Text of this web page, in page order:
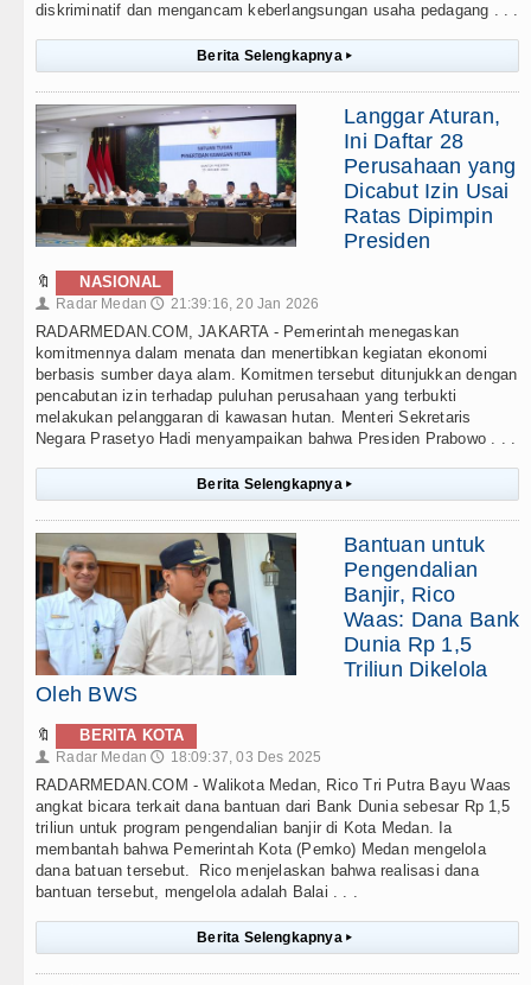
diskriminatif dan mengancam keberlangsungan usaha pedagang . . .
Berita Selengkapnya ▸
Langgar Aturan,
Ini Daftar 28
Perusahaan yang
Dicabut Izin Usai
Ratas Dipimpin
Presiden
🔖 NASIONAL
👤 Radar Medan 🕔 21:39:16, 20 Jan 2026
RADARMEDAN.COM, JAKARTA - Pemerintah menegaskan
komitmennya dalam menata dan menertibkan kegiatan ekonomi
berbasis sumber daya alam. Komitmen tersebut ditunjukkan dengan
pencabutan izin terhadap puluhan perusahaan yang terbukti
melakukan pelanggaran di kawasan hutan. Menteri Sekretaris
Negara Prasetyo Hadi menyampaikan bahwa Presiden Prabowo . . .
Berita Selengkapnya ▸
Bantuan untuk
Pengendalian
Banjir, Rico
Waas: Dana Bank
Dunia Rp 1,5
Triliun Dikelola
Oleh BWS
🔖 BERITA KOTA
👤 Radar Medan 🕔 18:09:37, 03 Des 2025
RADARMEDAN.COM - Walikota Medan, Rico Tri Putra Bayu Waas
angkat bicara terkait dana bantuan dari Bank Dunia sebesar Rp 1,5
triliun untuk program pengendalian banjir di Kota Medan. Ia
membantah bahwa Pemerintah Kota (Pemko) Medan mengelola
dana batuan tersebut. Rico menjelaskan bahwa realisasi dana
bantuan tersebut, mengelola adalah Balai . . .
Berita Selengkapnya ▸